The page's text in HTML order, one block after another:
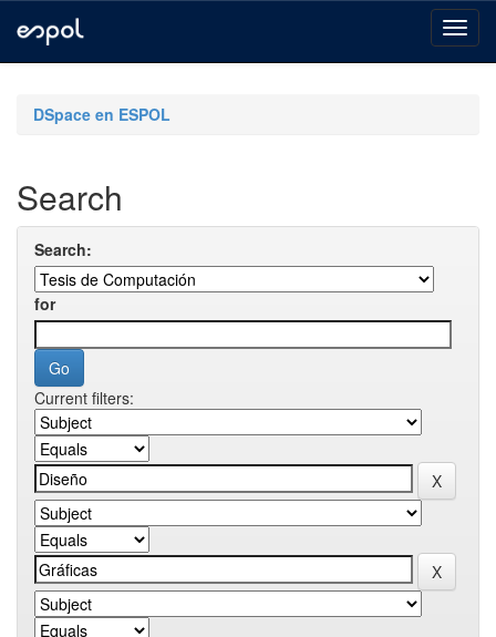
navigationDSpace en ESPOL
Search
Search:
for
Current filters: